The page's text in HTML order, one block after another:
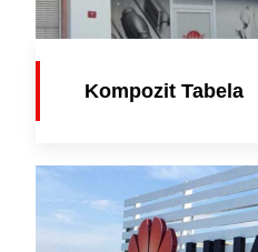
Kompozit Tabela